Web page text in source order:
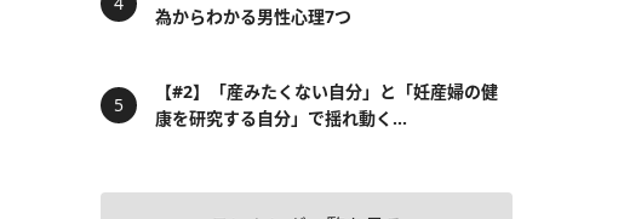
為からわかる男性心理7つ
【#2】「産みたくない自分」と「妊産婦の健
康を研究する自分」で揺れ動く...